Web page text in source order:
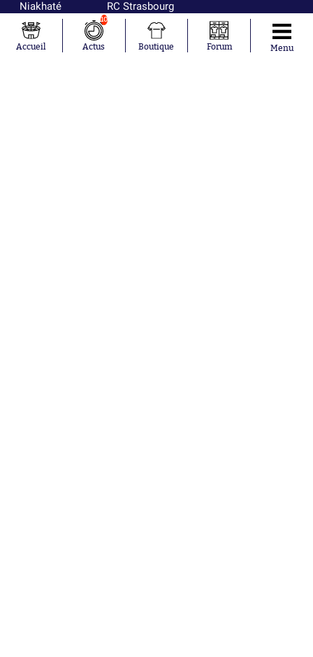
Niakhaté
Tagliafico
Pavel Šulc
Josh Maja
RC Strasbourg
AC Milan
RC Lens
Accueil
10
Actus Boutique Forum Menu